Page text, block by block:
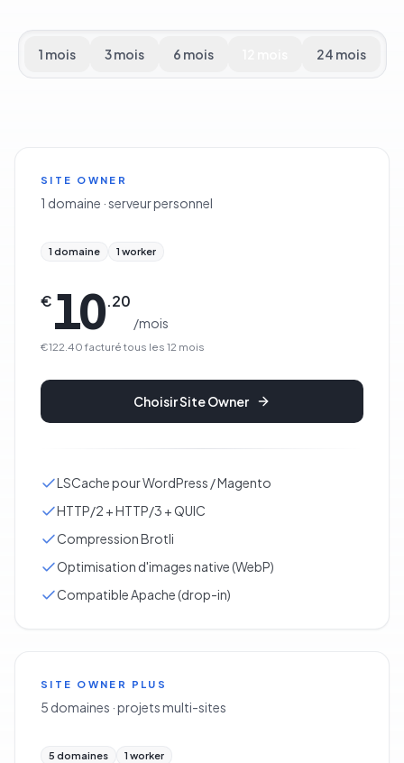
1 mois 3 mois 6 mois 24 mois
SITE OWNER
1 domaine · serveur personnel
1 domaine 1 worker
€10.20
/mois
€122.40 facturé tous les 12 mois
ChoisirSite Owner
LSCache pour WordPress / Magento
HTTP/2 + HTTP/3 + QUIC
Compression Brotli
Optimisation d'images native (WebP)
Compatible Apache (drop-in)
SITE OWNER PLUS
5 domaines · projets multi-sites
5 domaines 1 worker